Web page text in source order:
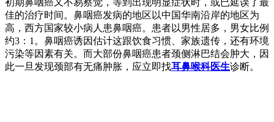
佳的治疗时间。鼻咽癌发病的地区以中国华南沿岸的地区为
高，西方国家较小病人患鼻咽癌。患者以男性居多，男女比例
约3：1。鼻咽癌诱因估计这跟饮食习惯、家族遗传，还有环境
污染等因素有关。而大部份鼻咽癌患者颈侧淋巴结会肿大，因
此一旦发现颈部有无痛肿胀，应立即找耳鼻喉科医生诊断。